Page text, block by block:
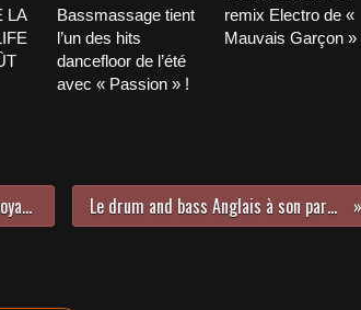
LA
Bassmassage tient
l’un des hits
dancefloor de l’été
avec « Passion » !
remix Electro de «
Mauvais Garçon »
Vivian Roost dévoile un somptueux voyage musical baptisé Départ ! Le drum and bass Anglais à son paroxysme avec Rudimental !